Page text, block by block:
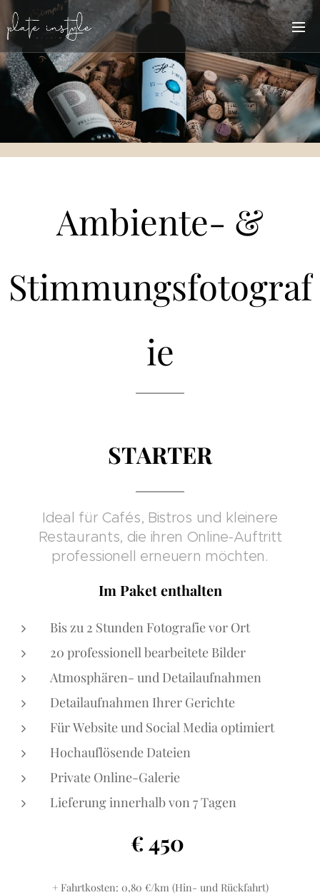
Ambiente- &
Stimmungsfotograf
ie
STARTER
Ideal für Cafés, Bistros und kleinere
Restaurants, die ihren Online-Auftritt
professionell erneuern möchten.
Im Paket enthalten
Bis zu 2 Stunden Fotografie vor Ort
20 professionell bearbeitete Bilder
Atmosphären- und Detailaufnahmen
Detailaufnahmen Ihrer Gerichte
Für Website und Social Media optimiert
Hochauflösende Dateien
Private Online-Galerie
Lieferung innerhalb von 7 Tagen
€ 450
+ Fahrtkosten: 0,80 €/km (Hin- und Rückfahrt)